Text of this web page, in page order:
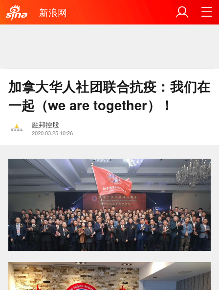
新浪网
加拿大华人社团联合抗疫：我们在
一起（we are together）！
融邦控股
2020.03.25 10:26